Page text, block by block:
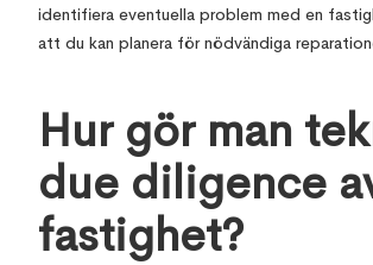
identifiera eventuella problem med en
att du kan planera för nödvändiga
Hur gör man
due diligence
fastighet?